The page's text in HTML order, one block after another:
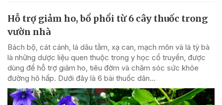
Hỗ trợ giảm ho, bổ phổi từ 6 cây thuốc trong
vườn nhà
Bách bộ, cát cánh, lá dâu tằm, xạ can, mạch môn và lá tỳ bà
là những dược liệu quen thuộc trong y học cổ truyền, được
dùng để hỗ trợ giảm ho, tiêu đờm và chăm sóc sức khỏe
đường hô hấp. Dưới đây là 6 bài thuốc dân...